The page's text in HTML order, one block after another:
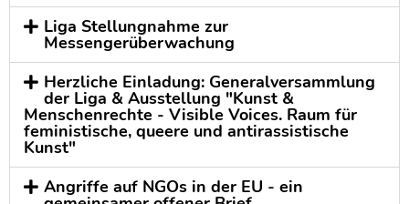
Liga Stellungnahme zur
Messengerüberwachung
Herzliche Einladung: Generalversammlung
der Liga & Ausstellung "Kunst &
Menschenrechte - Visible Voices. Raum für
feministische, queere und antirassistische
Kunst"
Angriffe auf NGOs in der EU - ein